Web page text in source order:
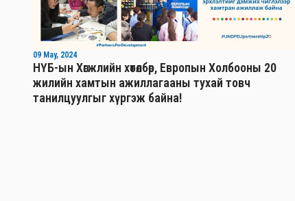
09 May, 2024
НҮБ-ын Хөгжлийн хөтөлбөр, Европын Холбооны 20
жилийн хамтын ажиллагааны тухай товч
танилцуулгыг хүргэж байна!